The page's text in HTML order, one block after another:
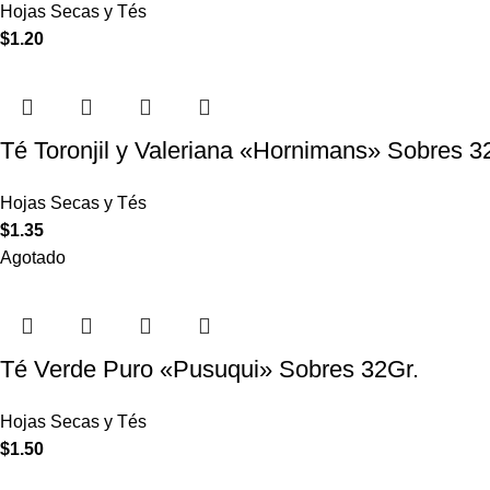
Hojas Secas y Tés
$1.20
Té Toronjil y Valeriana «Hornimans» Sobres
Hojas Secas y Tés
$1.35
Agotado
Té Verde Puro «Pusuqui» Sobres 32Gr.
Hojas Secas y Tés
$1.50